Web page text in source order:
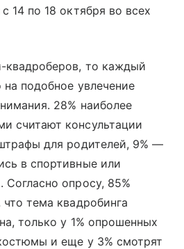
14 по 18 октября во всех
квадроберов, то каждый
на подобное увлечение
28% наиболее
считают консультации
для родителей, 9% —
в спортивные или
опросу, 85%
тема квадробинга
только у 1% опрошенных
и еще у 3% смотрят